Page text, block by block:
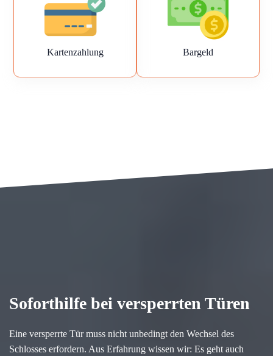
Kartenzahlung Bargeld
Soforthilfe bei versperrten Türen
Eine versperrte Tür muss nicht unbedingt den Wechsel des
Schlosses erfordern. Aus Erfahrung wissen wir: Es geht auch